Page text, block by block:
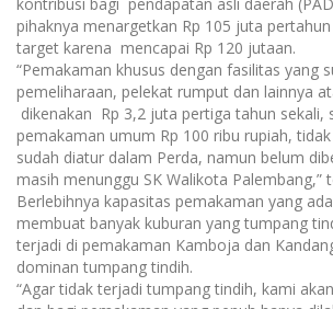
pihaknya menargetkan Rp 105 juta
target karena mencapai Rp 120 jutaan.
“Pemakaman khusus dengan fasilitas yang
pemeliharaan, pelekat rumput dan lainnya
dikenakan Rp 3,2 juta pertiga tahun sekali,
pemakaman umum Rp 100 ribu rupiah,
sudah diatur dalam Perda, namun belum
masih menunggu SK Walikota Palembang,”
Berlebihnya kapasitas pemakaman yang
membuat banyak kuburan yang tumpang
terjadi di pemakaman Kamboja dan
dominan tumpang tindih.
“Agar tidak terjadi tumpang tindih, kami